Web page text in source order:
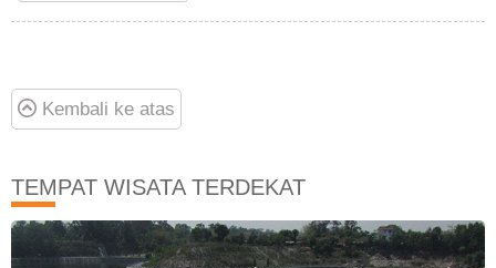
Kembali ke atas
TEMPAT WISATA TERDEKAT